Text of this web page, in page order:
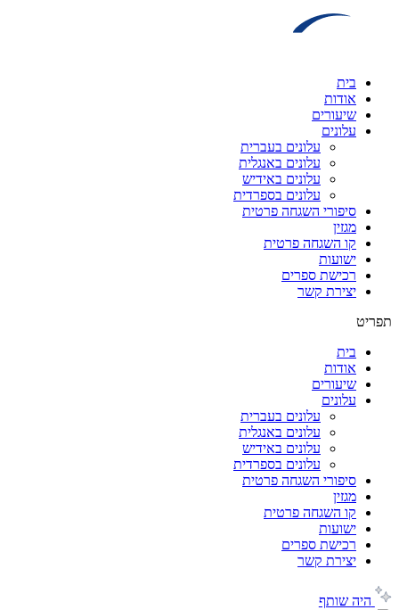
בית
אודות
שיעורים
עלונים
עלונים בעברית
עלונים באנגלית
עלונים באידיש
עלונים בספרדית
סיפורי השגחה פרטית
מגזין
קו השגחה פרטית
ישועות
רכישת ספרים
יצירת קשר
תפריט
בית
אודות
שיעורים
עלונים
עלונים בעברית
עלונים באנגלית
עלונים באידיש
עלונים בספרדית
סיפורי השגחה פרטית
מגזין
קו השגחה פרטית
ישועות
רכישת ספרים
יצירת קשר
היה שותף